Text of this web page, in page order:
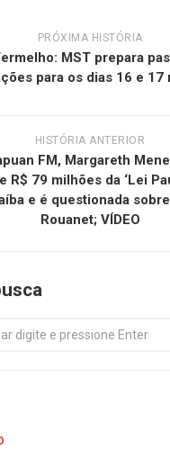
PRÓXIMA HISTÓRIA
MST prepara
para os dias 16 e 17
HISTÓRIA ANTERIOR
FM, Margareth
R$ 79 milhões da ‘Lei
e é questionada
Rouanet; VÍDEO